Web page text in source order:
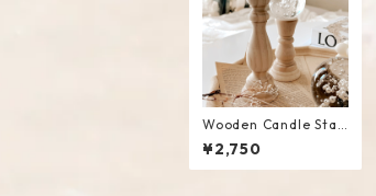
Wooden Candle Stan
d Set
¥2,750